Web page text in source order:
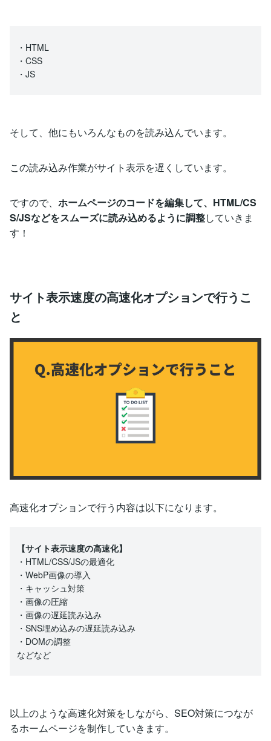
・HTML
・CSS
・JS
そして、他にもいろんなものを読み込んでいます。
この読み込み作業がサイト表示を遅くしています。
ですので、 ホームページのコードを編集して、HTML/CS
S/JSなどをスムーズに読み込めるように調整していきま
す！
サイト表示速度の高速化オプションで行うこ
と
高速化オプションで行う内容は以下になります。
【サイト表示速度の高速化】
・HTML/CSS/JSの最適化
・WebP画像の導入
・キャッシュ対策
・画像の圧縮
・画像の遅延読み込み
・SNS埋め込みの遅延読み込み
・DOMの調整
などなど
以上のような高速化対策をしながら、SEO対策につなが
るホームページを制作していきます。